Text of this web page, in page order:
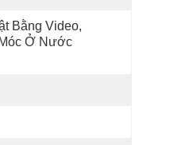
Bằng Video,
Ở Nước